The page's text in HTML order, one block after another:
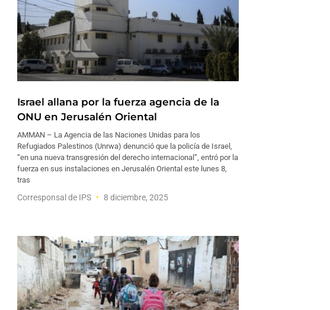
Israel allana por la fuerza agencia de la
ONU en Jerusalén Oriental
AMMAN – La Agencia de las Naciones Unidas para los
Refugiados Palestinos (Unrwa) denunció que la policía de Israel,
“en una nueva transgresión del derecho internacional”, entró por la
fuerza en sus instalaciones en Jerusalén Oriental este lunes 8,
tras
Corresponsal de IPS 8 diciembre, 2025